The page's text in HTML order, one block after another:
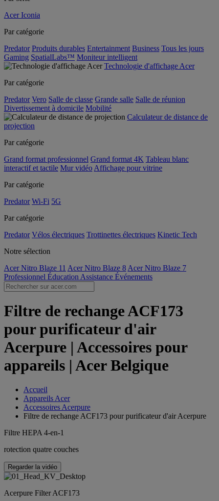
Acer Iconia
Par catégorie
Predator Produits durables Entertainment Business Tous les jours
Gaming SpatialLabs™ Moniteur intelligent
Technologie d'affichage Acer
Par catégorie
Predator Vero Salle de classe Grande salle Salle de réunion
Divertissement à domicile Mobilité
Calculateur de distance de
projection
Par catégorie
Grand format professionnel Grand format 4K Tableau blanc
interactif et tactile Mur vidéo Affichage pour vitrine
Par catégorie
Predator Wi-Fi 5G
Par catégorie
Predator Vélos électriques Trottinettes électriques Kinetic Tech
Notre sélection
Acer Nitro Blaze 11 Acer Nitro Blaze 8 Acer Nitro Blaze 7
Professionnel Éducation Assistance Événements
Filtre de rechange ACF173
pour purificateur d'air
Acerpure | Accessoires pour
appareils | Acer Belgique
Accueil
Appareils Acer
Accessoires Acerpure
Filtre de rechange ACF173 pour purificateur d'air Acerpure
Filtre HEPA 4-en-1
rotection quatre couches
Regarder la vidéo
Acerpure Filter ACF173